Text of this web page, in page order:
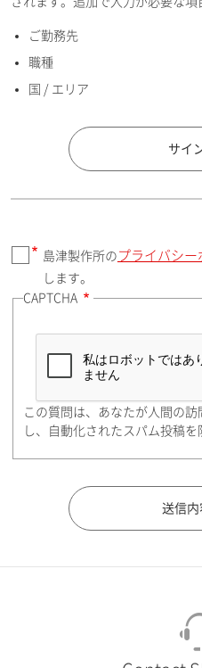
E-mailアドレス（半角英数
国 / エリア
郵便番号（勤務先）
住
都道府県（勤務先）
ご勤務先
職種
国 / エリア
サイ
島津製作所の プライバシー
します。
CAPTCHA
この質問は、あなたが人間の
し、自動化されたスパム投稿を